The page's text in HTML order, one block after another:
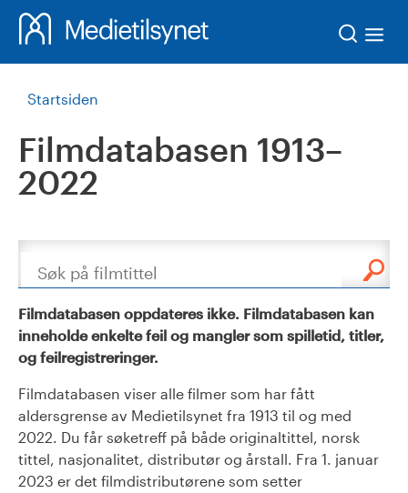
Startsiden
Filmdatabasen 1913–
2022
Søk
Filmdatabasen oppdateres ikke. Filmdatabasen kan
inneholde enkelte feil og mangler som spilletid, titler,
og feilregistreringer.
Filmdatabasen viser alle filmer som har fått
aldersgrense av Medietilsynet fra 1913 til og med
2022. Du får søketreff på både originaltittel, norsk
tittel, nasjonalitet, distributør og årstall. Fra 1. januar
2023 er det filmdistributørene som setter